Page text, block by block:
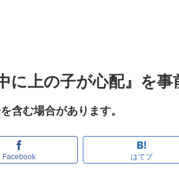
に上の子が心配』を
含む場合があります。
Facebook はてブ